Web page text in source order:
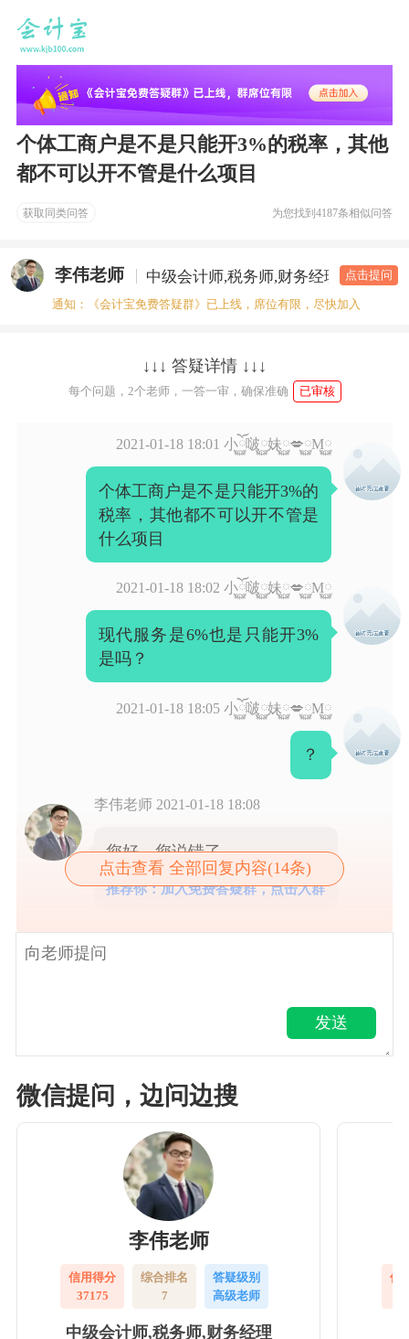
个体工商户是不是只能开3%的税率，其他
都不可以开不管是什么项目
获取同类问答 为您找到4187条相似问答
李伟老师 中级会计师,税务师,财务经理 答疑老
点击提问
通知：《会计宝免费答疑群》已上线，席位有限，尽快加入
↓↓↓ 答疑详情 ↓↓↓
每个问题，2个老师，一答一审，确保准确 已审核
2021-01-18 18:01 小ོ࿆啵࿆妹࿆💋࿆M࿆
个体工商户是不是只能开3%的
税率，其他都不可以开不管是
什么项目
2021-01-18 18:02 小ོ࿆啵࿆妹࿆💋࿆M࿆
现代服务是6%也是只能开3%
是吗？
2021-01-18 18:05 小ོ࿆啵࿆妹࿆💋࿆M࿆
？
李伟老师 2021-01-18 18:08
您好，您说错了
推荐你：加入免费答疑群，点击入群
点击查看 全部回复内容(14条)
发送
微信提问，边问边搜
李伟老师
信用得分
37175
综合排名
7
答疑级别
高级老师
中级会计师,税务师,财务经理
信